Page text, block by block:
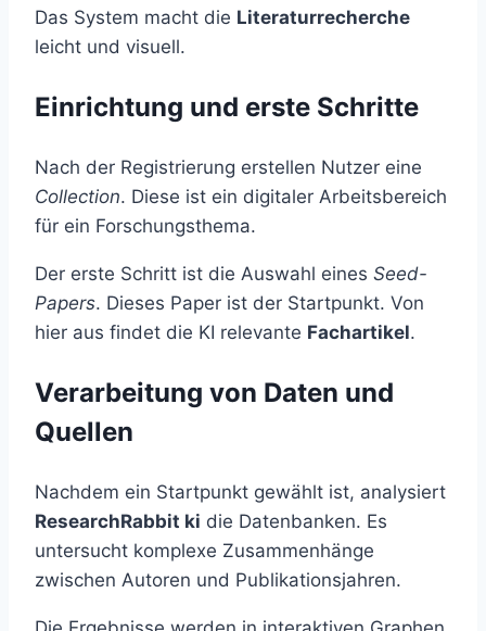
Das System macht die Literaturrecherche
leicht und visuell.
Einrichtung und erste Schritte
Nach der Registrierung erstellen Nutzer eine
Collection. Diese ist ein digitaler Arbeitsbereich
für ein Forschungsthema.
Der erste Schritt ist die Auswahl eines Seed-
Papers. Dieses Paper ist der Startpunkt. Von
hier aus findet die KI relevante Fachartikel.
Verarbeitung von Daten und
Quellen
Nachdem ein Startpunkt gewählt ist, analysiert
ResearchRabbit ki die Datenbanken. Es
untersucht komplexe Zusammenhänge
zwischen Autoren und Publikationsjahren.